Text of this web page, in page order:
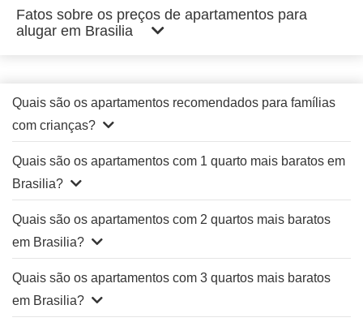
Fatos sobre os preços de apartamentos para
alugar em Brasilia
Quais são os apartamentos recomendados para famílias
com crianças?
Quais são os apartamentos com 1 quarto mais baratos em
Brasilia?
Quais são os apartamentos com 2 quartos mais baratos
em Brasilia?
Quais são os apartamentos com 3 quartos mais baratos
em Brasilia?